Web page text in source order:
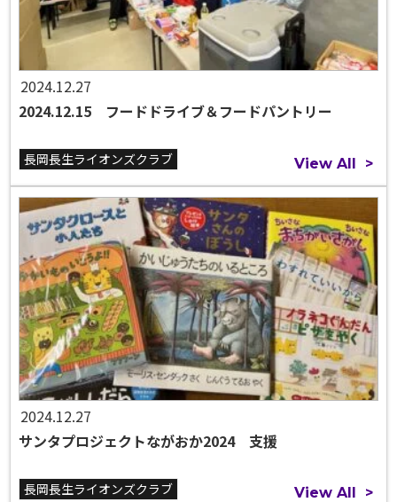
2024.12.27
2024.12.15 フードドライブ＆フードパントリー
長岡長生ライオンズクラブ View All >
2024.12.27
サンタプロジェクトながおか2024 支援
長岡長生ライオンズクラブ View All >